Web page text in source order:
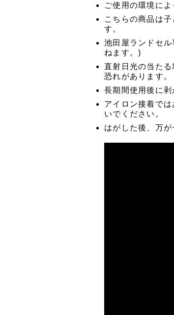
ご使用の環境に
こちらの商品は
す。
池田屋ランドセ
ねます。)
直射日光の当た
恐れがあります。
長期間使用後に剥
アイロン接着で
いでください。
はがした後、万